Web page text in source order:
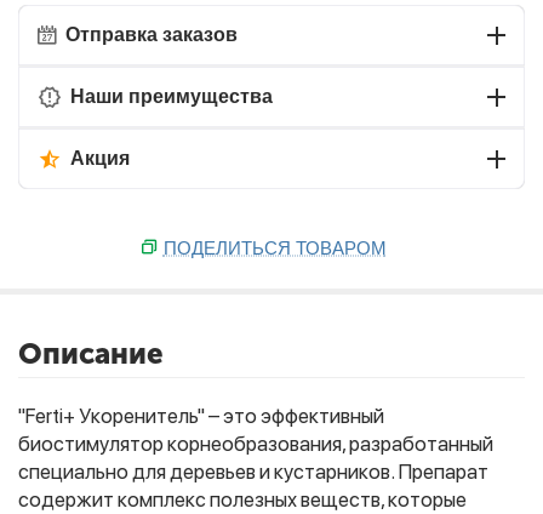
Отправка заказов
Наши преимущества
Акция
ПОДЕЛИТЬСЯ ТОВАРОМ
Описание
"Ferti+ Укоренитель" – это эффективный
биостимулятор корнеобразования, разработанный
специально для деревьев и кустарников. Препарат
содержит комплекс полезных веществ, которые